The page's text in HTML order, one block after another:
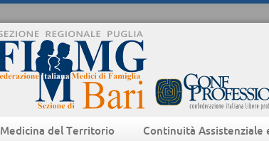
Medicina del Territorio Continuità Assistenziale